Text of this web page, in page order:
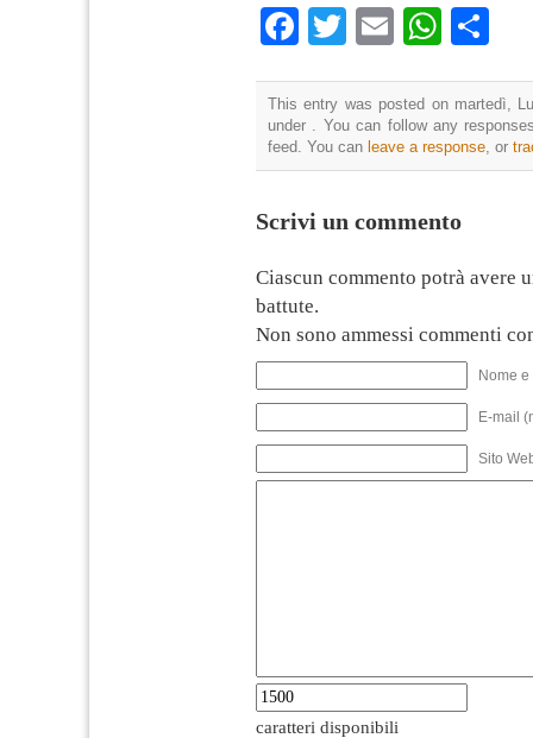
Facebook
TwitterEmail
This entry was posted on martedì,
under . You can follow any
feed. You can leave a response , or
Scrivi un commento
Ciascun commento potrà avere
battute.
Non sono ammessi commenti
Nome
E-mail
Sito
caratteri disponibili